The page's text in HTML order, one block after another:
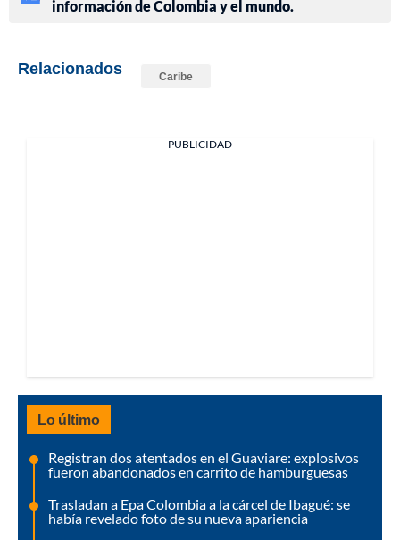
información de Colombia y el mundo.
Relacionados Caribe
PUBLICIDAD
Lo último
Registran dos atentados en el Guaviare: explosivos
fueron abandonados en carrito de hamburguesas
Trasladan a Epa Colombia a la cárcel de Ibagué: se
había revelado foto de su nueva apariencia